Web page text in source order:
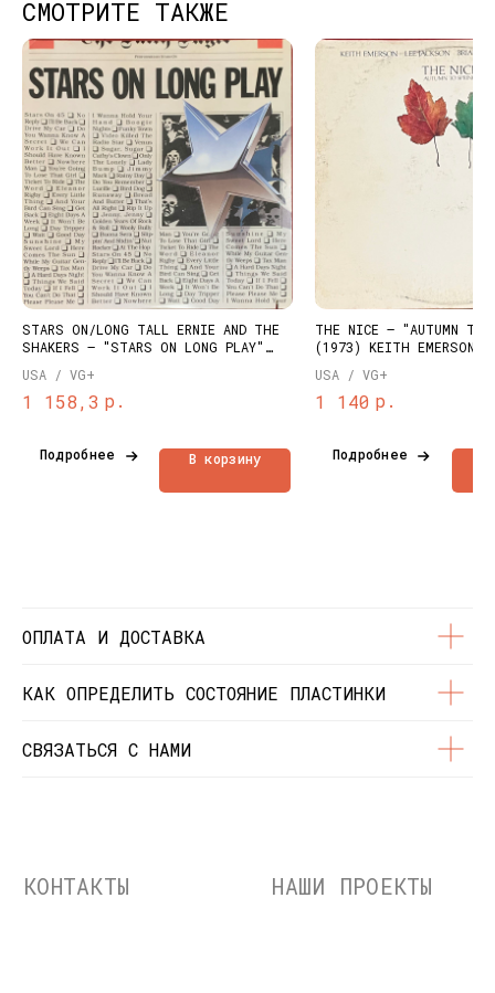
СМОТРИТЕ ТАКЖЕ
STARS ON/LONG TALL ERNIE AND THE
SHAKERS – "STARS ON LONG PLAY"
USA / VG+
1 158,3 р.
Подробнее В корзину
THE NICE – "AUTUMN TO
(1973) KEITH EMERSON
USA / VG+
1 140 р.
Подробнее
ОПЛАТА И ДОСТАВКА
КАК ОПРЕДЕЛИТЬ СОСТОЯНИЕ ПЛАСТИНКИ
СВЯЗАТЬСЯ С НАМИ
НАВИГАЦИЯ
Доставка и оплата
Контакты
Состояние пластинок
КОНТАКТЫ
info@dustybeats.ru
+7 903 290-99-73
Telegram
НАШИ ПРОЕКТЫ
Издательство
Подкаст на YOUTUBE
Telegram канал
Разработка сайта